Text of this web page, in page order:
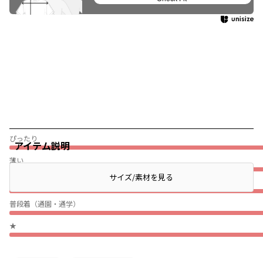
ぴったり
薄い
普段着（通園・通学）
★
アイテム説明
サイズ/素材を見る